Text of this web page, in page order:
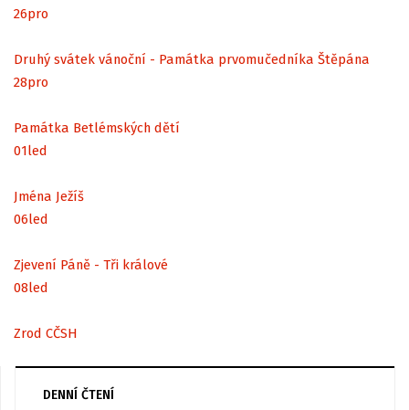
26pro
Druhý svátek vánoční - Památka prvomučedníka Štěpána
28pro
Památka Betlémských dětí
01led
Jména Ježíš
06led
Zjevení Páně - Tři králové
08led
Zrod CČSH
DENNÍ ČTENÍ